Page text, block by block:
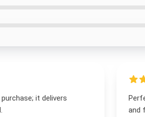
it delivers
and